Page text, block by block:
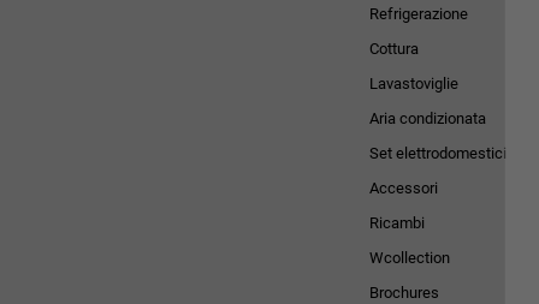
Refrigerazione
Cottura
Lavastoviglie
Aria condizionata
Set elettrodomestici
Accessori
Ricambi
Wcollection
Brochures